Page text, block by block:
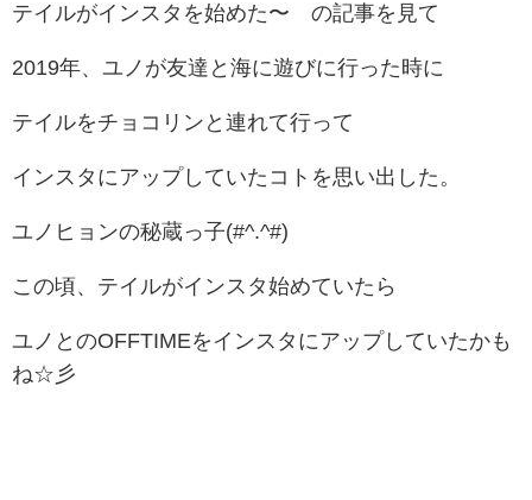
テイルがインスタを始めた〜 の記事を見て
2019年、ユノが友達と海に遊びに行った時に
テイルをチョコリンと連れて行って
インスタにアップしていたコトを思い出した。
ユノヒョンの秘蔵っ子(#^.^#)
この頃、テイルがインスタ始めていたら
ユノとのOFFTIMEをインスタにアップしていたかも
ね☆彡